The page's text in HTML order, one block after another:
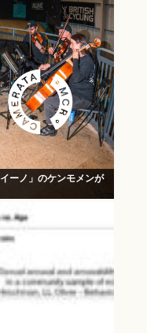
ーノ」のケンモメンが